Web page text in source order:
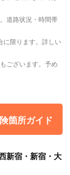
道路状況・時間帯
に限ります。詳しい
ございます。予め
箇所ガイド
新宿・新宿・大